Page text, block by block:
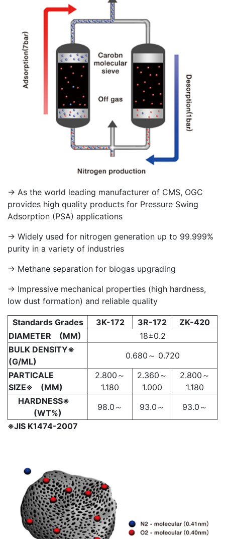
→ As the world leading manufacturer of CMS, OGC
provides high quality products for Pressure Swing
Adsorption (PSA) applications
→ Widely used for nitrogen generation up to 99.999%
purity in a variety of industries
→ Methane separation for biogas upgrading
→ Impressive mechanical properties (high hardness,
low dust formation) and reliable quality
Standards Grades 3K-172 3R-172
ZK-420
DIAMETER (MM)
18±0.2
BULK DENSITY※
(G/ML)
0.680～ 0.720
PARTICALE
SIZE※ (MM)
2.800～
1.180
2.360～
1.000
2.800～
1.180
HARDNESS※
(WT%)
98.0～ 93.0～
93.0～
※JIS K1474-2007